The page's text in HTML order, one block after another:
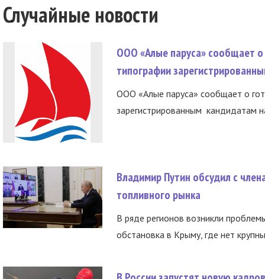
Случайные новости
ООО «Алые паруса» сообщает о
типографии
ООО «Алые паруса» сообщает о
зарегистрированным кандидатам
Владимир Путин обсудил с
топливного рынка
В ряде регионов возникли
обстановка в Крыму, где нет